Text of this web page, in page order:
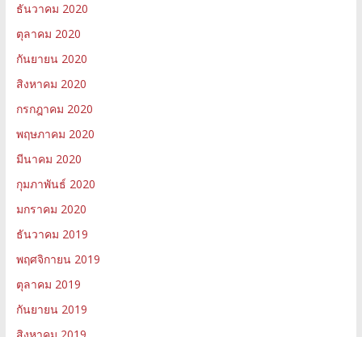
ธันวาคม 2020
ตุลาคม 2020
กันยายน 2020
สิงหาคม 2020
กรกฎาคม 2020
พฤษภาคม 2020
มีนาคม 2020
กุมภาพันธ์ 2020
มกราคม 2020
ธันวาคม 2019
พฤศจิกายน 2019
ตุลาคม 2019
กันยายน 2019